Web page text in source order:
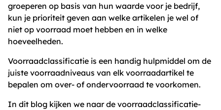
groeperen op basis van hun waarde voor je bedrijf,
kun je prioriteit geven aan welke artikelen je wel of
niet op voorraad moet hebben en in welke
hoeveelheden.
Voorraadclassificatie is een handig hulpmiddel om de
juiste voorraadniveaus van elk voorraadartikel te
bepalen om over- of ondervoorraad te voorkomen.
In dit blog kijken we naar de voorraadclassificatie-